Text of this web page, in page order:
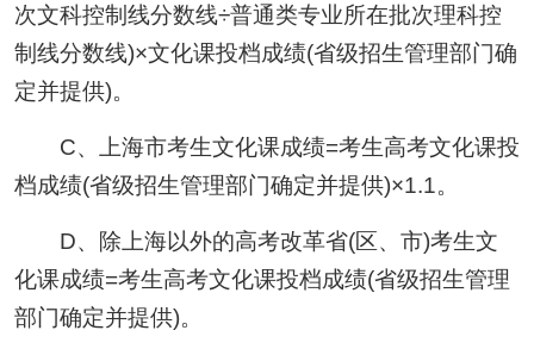
次文科控制线分数线÷普通类专业所在批次理科控
制线分数线)×文化课投档成绩(省级招生管理部门确
定并提供)。
C、上海市考生文化课成绩=考生高考文化课投
档成绩(省级招生管理部门确定并提供)×1.1。
D、除上海以外的高考改革省(区、市)考生文
化课成绩=考生高考文化课投档成绩(省级招生管理
部门确定并提供)。